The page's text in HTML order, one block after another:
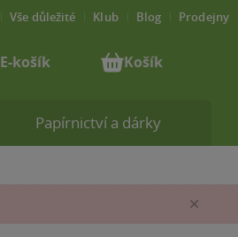
Papírnictví a dárky
Vše důležité Klub Blog Prodejny
E-košík Košík